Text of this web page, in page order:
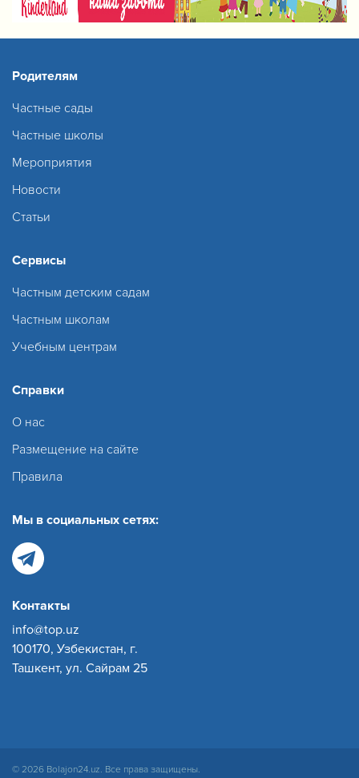
Родителям
Частные сады
Частные школы
Мероприятия
Новости
Статьи
Сервисы
Частным детским садам
Частным школам
Учебным центрам
Справки
О нас
Размещение на сайте
Правила
Мы в социальных сетях:
Контакты
info@top.uz
100170, Узбекистан, г.
Ташкент, ул. Сайрам 25
© 2026 Bolajon24.uz. Все права защищены.